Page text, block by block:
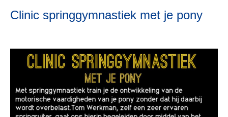
Clinic springgymnastiek met je pony